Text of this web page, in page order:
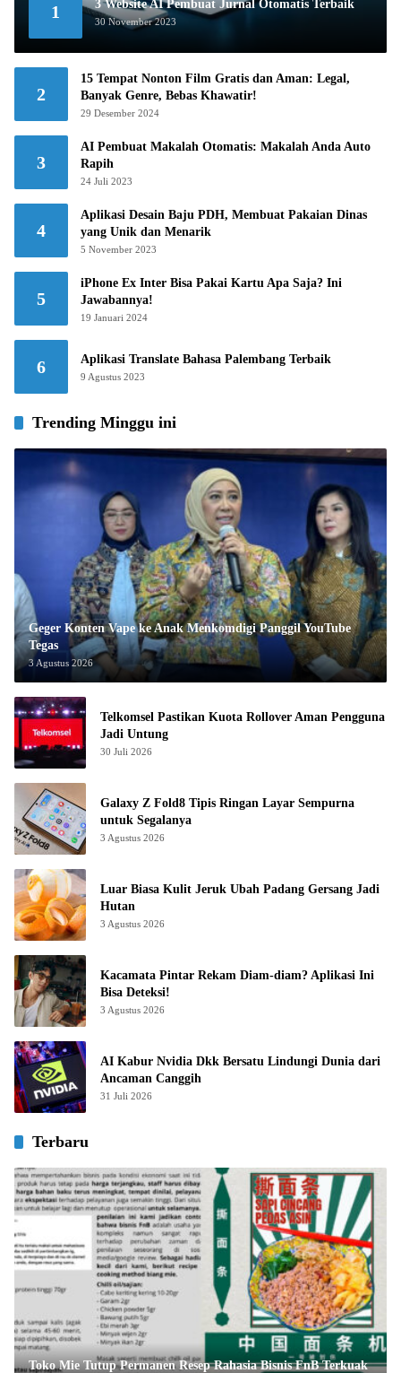
1 3 Website AI Pembuat Jurnal Otomatis Terbaik
30 November 2023
2
15 Tempat Nonton Film Gratis dan Aman: Legal,
Banyak Genre, Bebas Khawatir!
29 Desember 2024
3
AI Pembuat Makalah Otomatis: Makalah Anda Auto
Rapih
24 Juli 2023
4
Aplikasi Desain Baju PDH, Membuat Pakaian Dinas
yang Unik dan Menarik
5 November 2023
5
iPhone Ex Inter Bisa Pakai Kartu Apa Saja? Ini
Jawabannya!
19 Januari 2024
6 Aplikasi Translate Bahasa Palembang Terbaik
9 Agustus 2023
Trending Minggu ini
Geger Konten Vape ke Anak Menkomdigi Panggil YouTube
Tegas
3 Agustus 2026
Telkomsel Pastikan Kuota Rollover Aman Pengguna
Jadi Untung
30 Juli 2026
Galaxy Z Fold8 Tipis Ringan Layar Sempurna
untuk Segalanya
3 Agustus 2026
Luar Biasa Kulit Jeruk Ubah Padang Gersang Jadi
Hutan
3 Agustus 2026
Kacamata Pintar Rekam Diam-diam? Aplikasi Ini
Bisa Deteksi!
3 Agustus 2026
AI Kabur Nvidia Dkk Bersatu Lindungi Dunia dari
Ancaman Canggih
31 Juli 2026
Terbaru
Toko Mie Tutup Permanen Resep Rahasia Bisnis FnB Terkuak